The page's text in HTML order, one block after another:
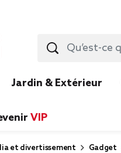
Jardin & Extérieur
VIP
et divertissement Gadget